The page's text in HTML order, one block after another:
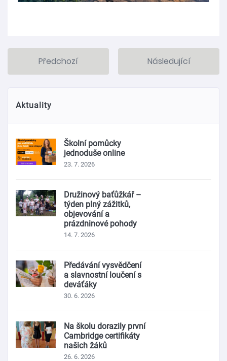
Předchozí Následující
Aktuality
Školní pomůcky
jednoduše online
23. 7. 2026
Družinový baťůžkář –
týden plný zážitků,
objevování a
prázdninové pohody
14. 7. 2026
Předávání vysvědčení
a slavnostní loučení s
deváťáky
30. 6. 2026
Na školu dorazily první
Cambridge certifikáty
našich žáků
26. 6. 2026